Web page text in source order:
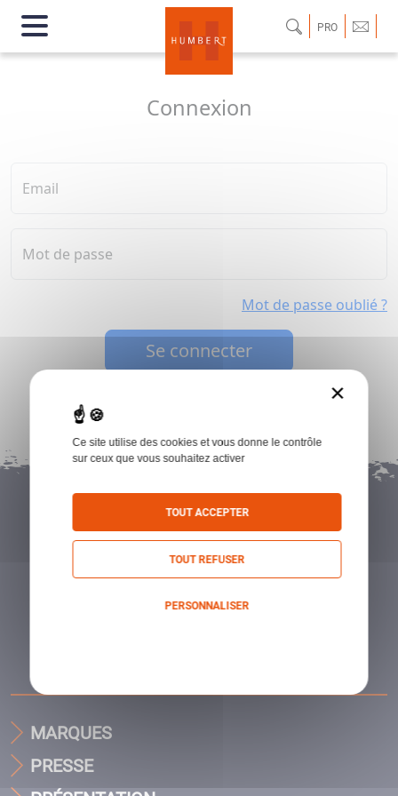
PRO
Connexion
Email
Mot de passe
Mot de passe oublié ?
Se connecter
MARQUES
PRESSE
×
Ce site utilise des cookies et vous donne le contrôle
sur ceux que vous souhaitez activer
TOUT ACCEPTER
TOUT REFUSER
PERSONNALISER